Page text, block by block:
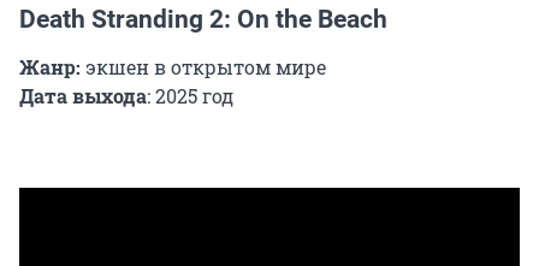
Death Stranding 2: On the Beach
Жанр: экшен в открытом мире
Дата выхода: 2025 год